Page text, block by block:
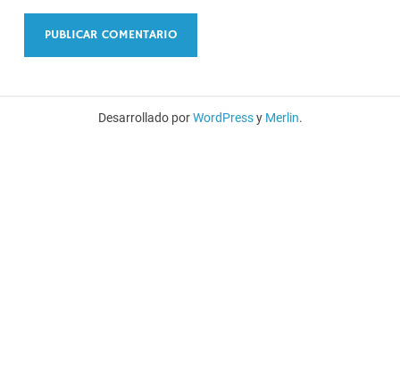
Desarrollado porWordPressy Merlin.